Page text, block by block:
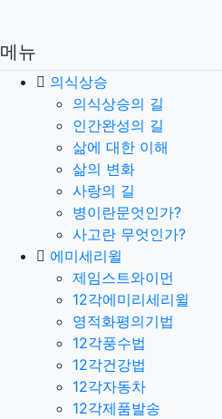
메뉴
의식상승
의식상승의 길
인간완성의 길
삶에 대한 이해
삶의 변화
사랑의 길
병이란문엇인가?
사고란 무엇인가?
에미세리윌
제임스트와이먼
12각에미리세리윌
영적화평의기법
12각풍수법
12각건강법
12각자동차
12각제품발송